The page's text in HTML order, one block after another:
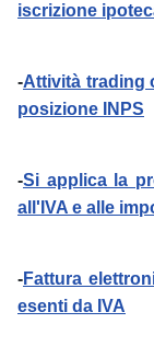
iscrizione
-Attività trading
posizione INPS
-Si applica la
all'IVA e alle
-Fattura
esenti da IVA